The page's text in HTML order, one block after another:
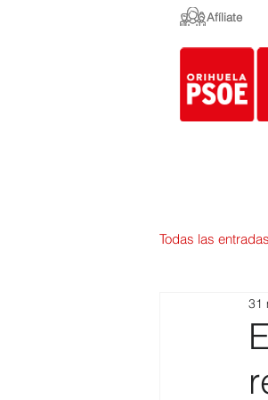
Afíliate
Todas las entradas
Empleo y
Urbanismo
31